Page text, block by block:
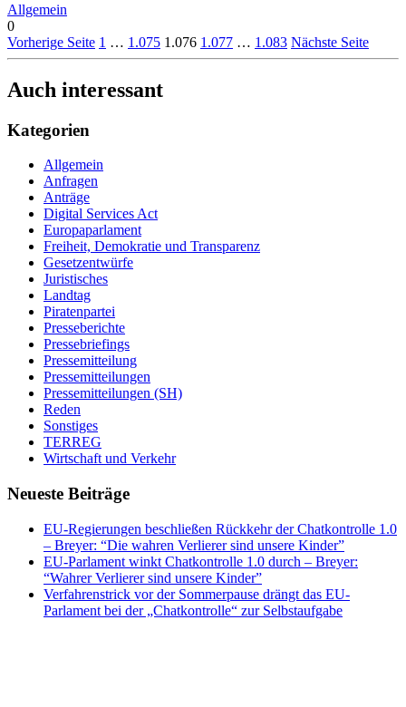
Allgemein
0
Vorherige Seite 1 … 1.075 1.076 1.077 … 1.083 Nächste Seite
Auch interessant
Kategorien
Allgemein
Anfragen
Anträge
Digital Services Act
Europaparlament
Freiheit, Demokratie und Transparenz
Gesetzentwürfe
Juristisches
Landtag
Piratenpartei
Presseberichte
Pressebriefings
Pressemitteilung
Pressemitteilungen
Pressemitteilungen (SH)
Reden
Sonstiges
TERREG
Wirtschaft und Verkehr
Neueste Beiträge
EU-Regierungen beschließen Rückkehr der Chatkontrolle 1.0
– Breyer: “Die wahren Verlierer sind unsere Kinder”
EU-Parlament winkt Chatkontrolle 1.0 durch – Breyer:
“Wahrer Verlierer sind unsere Kinder”
Verfahrenstrick vor der Sommerpause drängt das EU-
Parlament bei der „Chatkontrolle“ zur Selbstaufgabe